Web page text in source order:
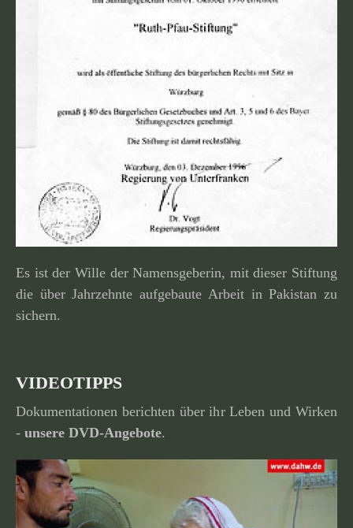
Es ist der Wille der Namensgeberin, mit dieser Stiftung
die über Jahrzehnte aufge­baute Arbeit in Pakistan zu
sichern.
VIDEOTIPPS
Dokumentationen berichten über ihr Leben und Wirken
- unsere DVD-Angebote.